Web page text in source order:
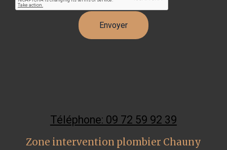
Téléphone: 09 72 59 92 39
Zone intervention plombier Chauny